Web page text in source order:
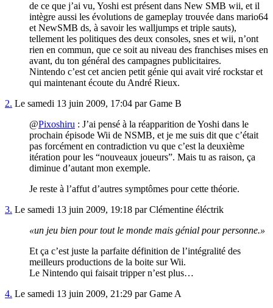
de ce que j’ai vu, Yoshi est présent dans New SMB wii, et il
intègre aussi les évolutions de gameplay trouvée dans mario64
et NewSMB ds, à savoir les walljumps et triple sauts),
tellement les politiques des deux consoles, snes et wii, n’ont
rien en commun, que ce soit au niveau des franchises mises en
avant, du ton général des campagnes publicitaires.
Nintendo c’est cet ancien petit génie qui avait viré rockstar et
qui maintenant écoute du André Rieux.
2. Le samedi 13 juin 2009, 17:04 par Game B
@Pixoshiru : J’ai pensé à la réapparition de Yoshi dans le
prochain épisode Wii de NSMB, et je me suis dit que c’était
pas forcément en contradiction vu que c’est la deuxième
itération pour les “nouveaux joueurs”. Mais tu as raison, ça
diminue d’autant mon exemple.
Je reste à l’affut d’autres symptômes pour cette théorie.
3. Le samedi 13 juin 2009, 19:18 par Clémentine éléctrik
un jeu bien pour tout le monde mais génial pour personne.
Et ça c’est juste la parfaite définition de l’intégralité des
meilleurs productions de la boite sur Wii.
Le Nintendo qui faisait tripper n’est plus…
4. Le samedi 13 juin 2009, 21:29 par Game A